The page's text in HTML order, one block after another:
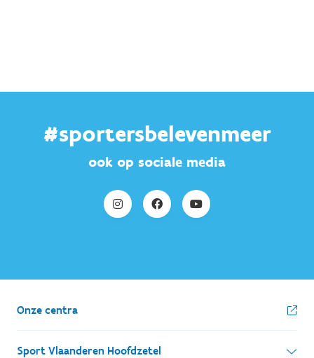
#sportersbelevenmeer
ook op sociale media
Onze centra
Sport Vlaanderen Hoofdzetel